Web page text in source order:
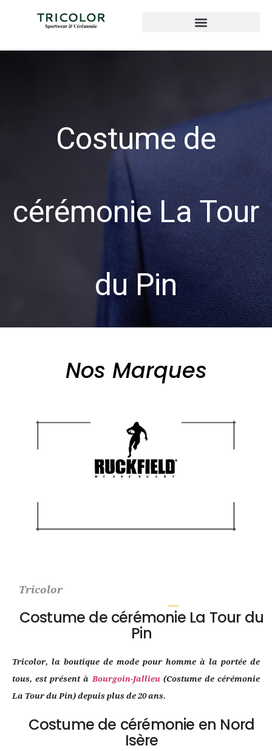
Costume de
cérémonie La Tour
du Pin
Nos Marques
Costume de cérémonie en Nord
Isère
Tricolor
Costume de cérémonie La Tour du
Pin
Tricolor, la boutique de mode pour homme à la portée de
tous, est présent àBourgoin-Jallieu(Costume de cérémonie
La Tour du Pin) depuis plus de 20 ans.